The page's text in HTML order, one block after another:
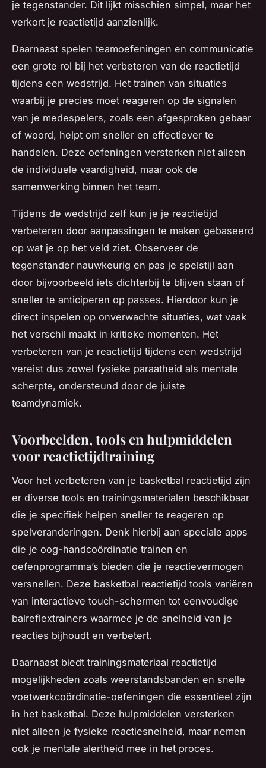
je tegenstander. Dit lijkt misschien simpel, maar het
verkort je reactietijd aanzienlijk.
Daarnaast spelen teamoefeningen en communicatie
een grote rol bij het verbeteren van de reactietijd
tijdens een wedstrijd. Het trainen van situaties
waarbij je precies moet reageren op de signalen
van je medespelers, zoals een afgesproken gebaar
of woord, helpt om sneller en effectiever te
handelen. Deze oefeningen versterken niet alleen
de individuele vaardigheid, maar ook de
samenwerking binnen het team.
Tijdens de wedstrijd zelf kun je je reactietijd
verbeteren door aanpassingen te maken gebaseerd
op wat je op het veld ziet. Observeer de
tegenstander nauwkeurig en pas je spelstijl aan
door bijvoorbeeld iets dichterbij te blijven staan of
sneller te anticiperen op passes. Hierdoor kun je
direct inspelen op onverwachte situaties, wat vaak
het verschil maakt in kritieke momenten. Het
verbeteren van je reactietijd tijdens een wedstrijd
vereist dus zowel fysieke paraatheid als mentale
scherpte, ondersteund door de juiste
teamdynamiek.
Voorbeelden, tools en hulpmiddelen
voor reactietijdtraining
Voor het verbeteren van je basketbal reactietijd zijn
er diverse tools en trainingsmaterialen beschikbaar
die je specifiek helpen sneller te reageren op
spelveranderingen. Denk hierbij aan speciale apps
die je oog-handcoördinatie trainen en
oefenprogramma’s bieden die je reactievermogen
versnellen. Deze basketbal reactietijd tools variëren
van interactieve touch-schermen tot eenvoudige
balreflextrainers waarmee je de snelheid van je
reacties bijhoudt en verbetert.
Daarnaast biedt trainingsmateriaal reactietijd
mogelijkheden zoals weerstandsbanden en snelle
voetwerkcoördinatie-oefeningen die essentieel zijn
in het basketbal. Deze hulpmiddelen versterken
niet alleen je fysieke reactiesnelheid, maar nemen
ook je mentale alertheid mee in het proces.